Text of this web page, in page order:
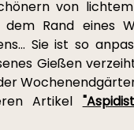
von
dem Rand eines
Sie ist so
Gießen
Artikel